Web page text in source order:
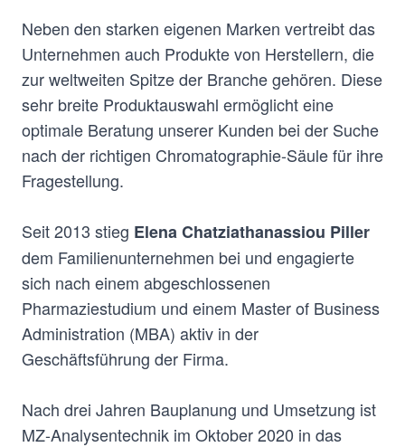
Neben den starken eigenen Marken vertreibt das
Unternehmen auch Produkte von Herstellern, die
zur weltweiten Spitze der Branche gehören. Diese
sehr breite Produktauswahl ermöglicht eine
optimale Beratung unserer Kunden bei der Suche
nach der richtigen Chromatographie-Säule für ihre
Fragestellung.
Seit 2013 stieg Elena Chatziathanassiou Piller
dem Familienunternehmen bei und engagierte
sich nach einem abgeschlossenen
Pharmaziestudium und einem Master of Business
Administration (MBA) aktiv in der
Geschäftsführung der Firma.
Nach drei Jahren Bauplanung und Umsetzung ist
MZ-Analysentechnik im Oktober 2020 in das